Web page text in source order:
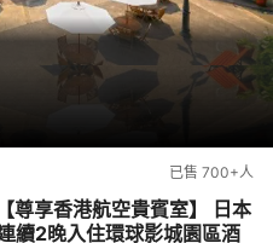
已售 700+人
尊享香港航空貴賓室】 日本
續2晚入住環球影城園區酒